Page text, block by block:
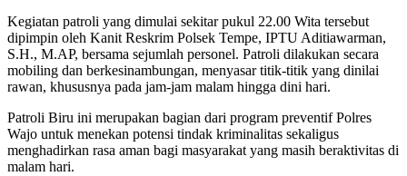
Kegiatan patroli yang dimulai sekitar pukul 22.00 Wita tersebut
dipimpin oleh Kanit Reskrim Polsek Tempe, IPTU Aditiawarman,
S.H., M.AP, bersama sejumlah personel. Patroli dilakukan secara
mobiling dan berkesinambungan, menyasar titik-titik yang dinilai
rawan, khususnya pada jam-jam malam hingga dini hari.
Patroli Biru ini merupakan bagian dari program preventif Polres
Wajo untuk menekan potensi tindak kriminalitas sekaligus
menghadirkan rasa aman bagi masyarakat yang masih beraktivitas di
malam hari.